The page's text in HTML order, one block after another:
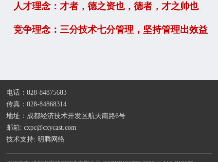
人才理念：才者，德之资也，德者，才之帅也
竞争理念：三分技术七分管理，坚持管理出效益
电话：028-84875683
传真：028-84868314
地址：成都经济技术开发区航天南路6号
邮箱: cxpc@cxycast.com
技术支持: 明腾网络